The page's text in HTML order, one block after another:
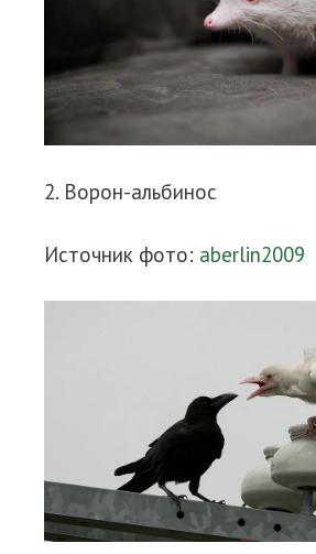
2. Ворон-альбинос
Источник фото: aberlin2009